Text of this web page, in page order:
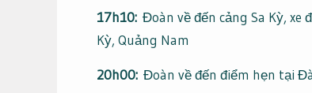
17h10: Đoàn về đến cảng Sa Kỳ,
Kỳ, Quảng Nam
20h00: Đoàn về đến điểm hẹn tại